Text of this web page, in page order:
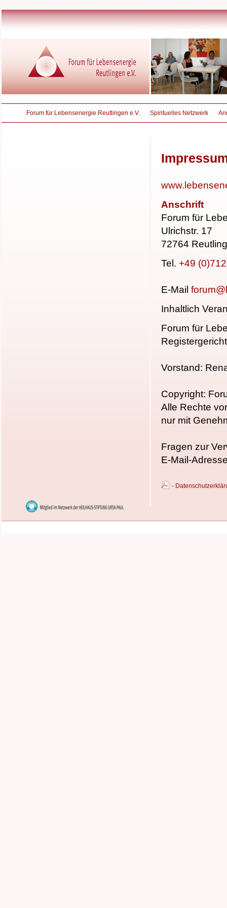
Forum für Lebensenergie Reutlingen e.V. Spirituelles Netzwerk
Anschrift
Forum für
Ulrichstr. 17
72764
Tel. +49
E-Mail
Inhaltlich
Forum für
Vorstand:
Copyright:
Alle Rechte
nur mit
Fragen zur
E-Mail-
-